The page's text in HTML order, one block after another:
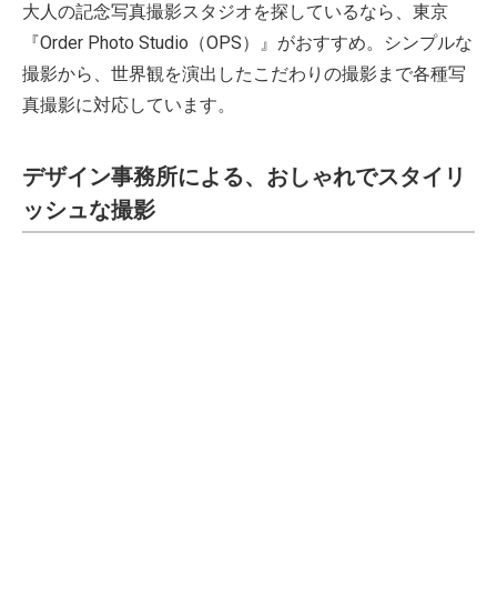
大人の記念写真撮影スタジオを探しているなら、東京
『Order Photo Studio（OPS）』がおすすめ。シンプルな
撮影から、世界観を演出したこだわりの撮影まで各種写
真撮影に対応しています。
デザイン事務所による、おしゃれでスタイリ
ッシュな撮影